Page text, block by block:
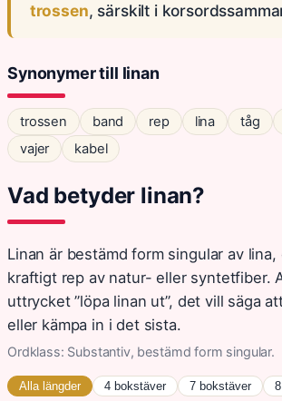
trossen, särskilt i
Synonymer till linan
trossen band rep lina tåg
vajer
kabel
Vad betyder linan?
Linan är bestämd form singular av
kraftigt rep av natur- eller syntetfiber.
uttrycket ”löpa linan ut”, det vill säga
eller kämpa in i det sista.
Ordklass: Substantiv, bestämd form singular.
Alla längder 4 bokstäver 7 bokstäver